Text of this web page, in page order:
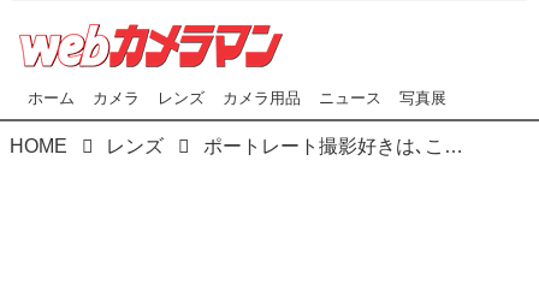
ホーム カメラ レンズ カメラ用品 ニュース 写真展
HOME レンズ ポートレート撮影好きは､このレンズを待っていた！ キヤノンEF85mm F1.4L IS USMは2017年11月下旬発売！